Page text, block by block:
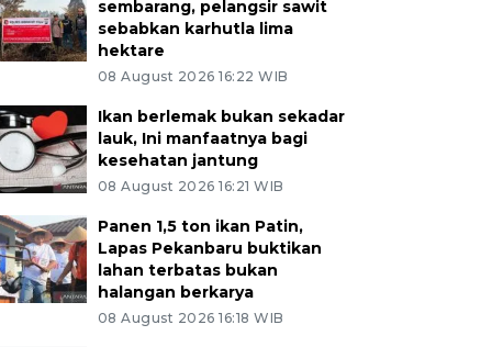
sembarang, pelangsir sawit
sebabkan karhutla lima
hektare
08 August 2026 16:22 WIB
Ikan berlemak bukan sekadar
lauk, Ini manfaatnya bagi
kesehatan jantung
08 August 2026 16:21 WIB
Panen 1,5 ton ikan Patin,
Lapas Pekanbaru buktikan
lahan terbatas bukan
halangan berkarya
08 August 2026 16:18 WIB